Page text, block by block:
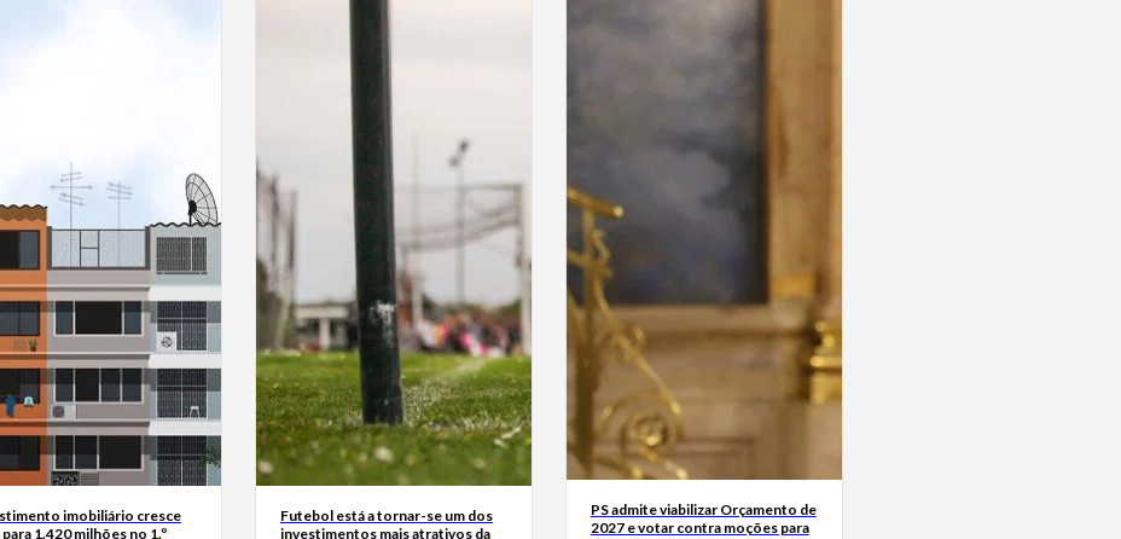
imobiliário cresce
para 1.420 milhões no 1.º
Futebol está a tornar-se um dos
investimentos mais atrativos da
PS admite viabilizar Orçamento de
2027 e votar contra moções para